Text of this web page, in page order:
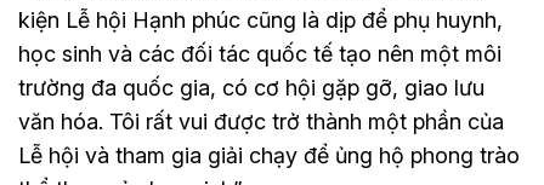
kiện Lễ hội Hạnh phúc cũng là dịp để phụ huynh,
học sinh và các đối tác quốc tế tạo nên một môi
trường đa quốc gia, có cơ hội gặp gỡ, giao lưu
văn hóa. Tôi rất vui được trở thành một phần của
Lễ hội và tham gia giải chạy để ủng hộ phong trào